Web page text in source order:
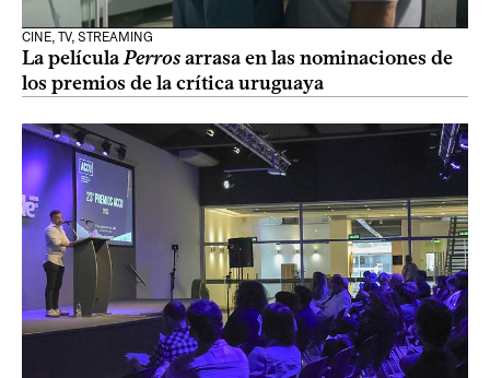
CINE, TV, STREAMING
La películaPerrosarrasa en las nominaciones de
los premios de la crítica uruguaya